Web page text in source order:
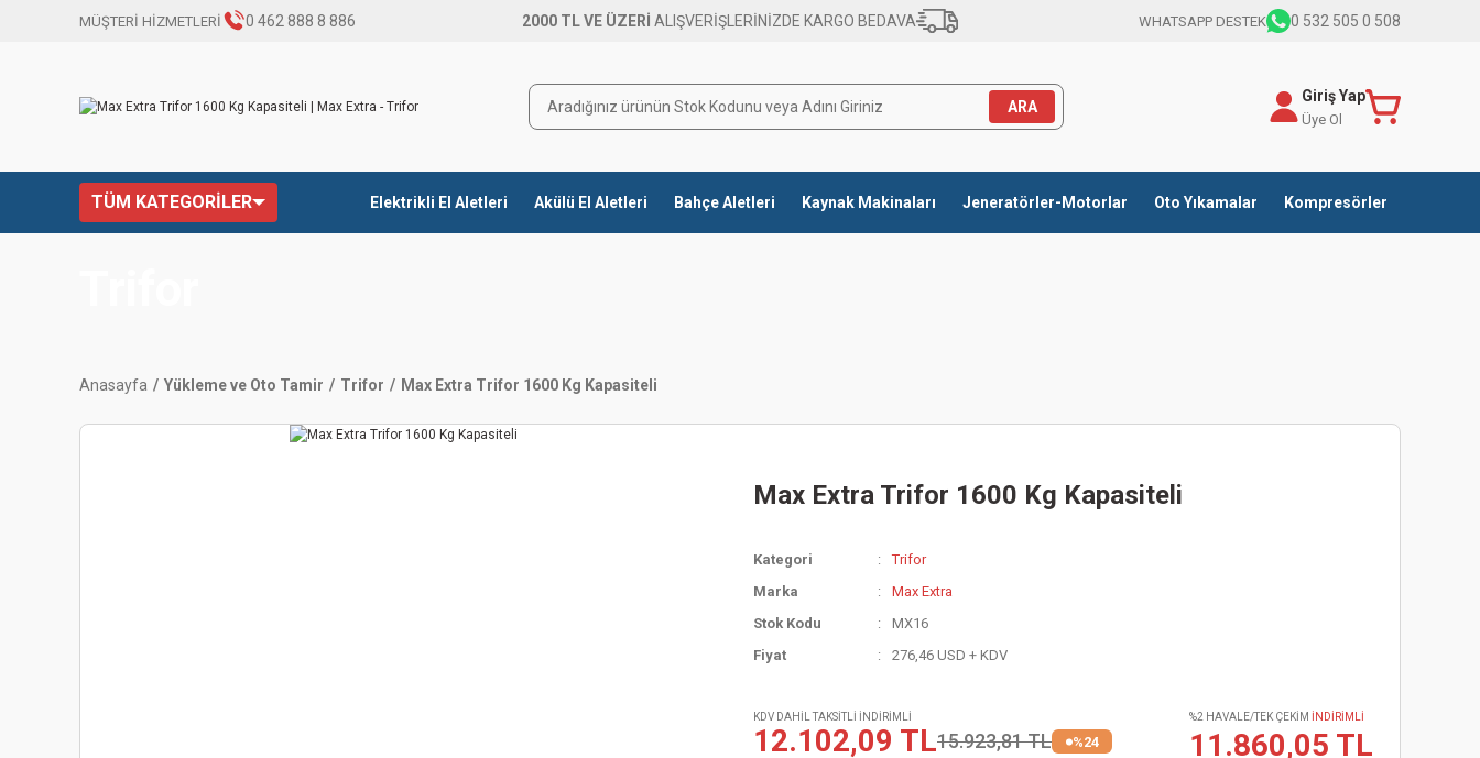
MÜŞTERİ HİZMETLERİ 0 462 888 8 886 2000 TL VE ÜZERİ ALIŞVERİŞLERİNİZDE KARGO BEDAVA WHATSAPP DESTEK 0 532 505 0 508
ARA
Giriş Yap
Üye Ol
TÜM KATEGORİLER Elektrikli El Aletleri Akülü El Aletleri Bahçe Aletleri Kaynak Makinaları Jeneratörler-Motorlar Oto Yıkamalar Kompresörler
Anasayfa Yükleme ve Oto Tamir Trifor Max Extra Trifor 1600 Kg Kapasiteli
Max Extra Trifor 1600 Kg Kapasiteli
Kategori
Trifor
Marka
Max Extra
Stok Kodu
MX16
Fiyat
276,46 USD + KDV
KDV DAHİL TAKSİTLİ İNDİRİMLİ
12.102,09 TL15.923,81 TL %24
%2 HAVALE/TEK ÇEKİM İNDİRİMLİ
11.860,05 TL